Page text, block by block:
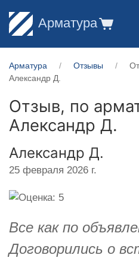
Арматура
Арматура Отзывы
Александр Д.
Отзыв, по
Александр Д.
Александр Д.
25 февраля 2026 г.
Все как по
Договорились о